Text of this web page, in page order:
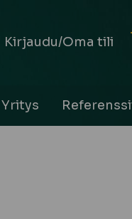
Kirjaudu/Oma tili
Yritys